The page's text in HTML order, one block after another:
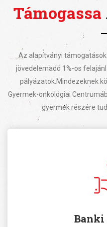
Támogassa
Az alapítványi
jövedelemadó 1%-os
pályázatok. Mindezeknek
Gyermek-onkológiai
gyermek részére
Banki